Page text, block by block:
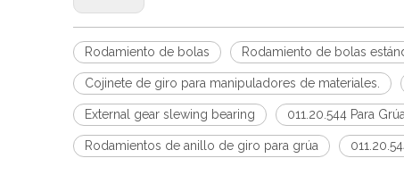
Rodamiento de bolas Rodamiento de bolas
Cojinete de giro para manipuladores de materiales.
External gear slewing bearing 011.20.544 Para Grúa
Rodamientos de anillo de giro para grúa